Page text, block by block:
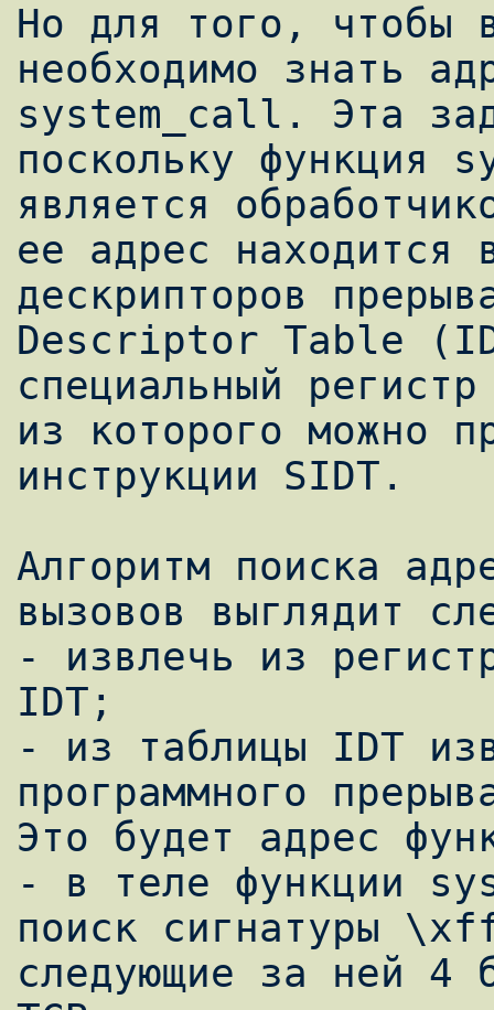
Но для того, чтобы
необходимо знать
system_call. Эта
поскольку функция
является
ее адрес находится
дескрипторов
Descriptor Table
специальный
из которого можно
инструкции SIDT.
Алгоритм поиска
вызовов выглядит
- извлечь из
IDT;
- из таблицы IDT
программного
Это будет адрес
- в теле функции
поиск сигнатуры
следующие за ней 4